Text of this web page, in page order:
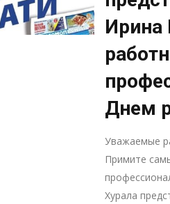
Ирина
Днем
Уважаемые
Примите
Хурала